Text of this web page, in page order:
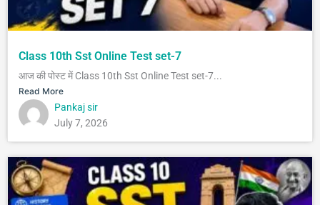
Class 10th Sst Online Test set-7
आज की पोस्ट में Class 10th Sst Online Test set-7...
Read More
Pankaj sir
July 7, 2026